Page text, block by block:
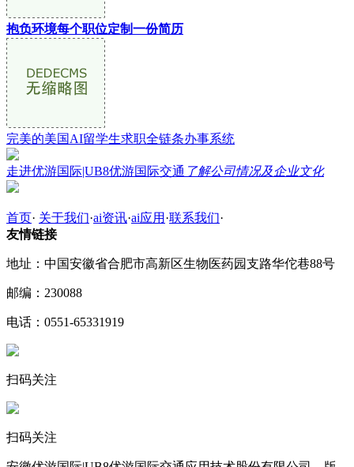
抱负环境每个职位定制一份简历
完美的美国AI留学生求职全链条办事系统
走进优游国际|UB8优游国际交通 了解公司情况及企业文化
首页· 关于我们·ai资讯·ai应用 ·联系我们·
友情链接
地址：中国安徽省合肥市高新区生物医药园支路华佗巷88号
邮编：230088
电话：0551-65331919
扫码关注
扫码关注